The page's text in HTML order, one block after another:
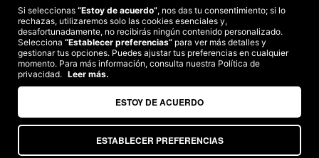
©2026 Colectivia
Términos y condiciones|Política de privacidad|Política de cookies
Estudio turismo de verano 2020
Somos agencia de viajes. CIE: 2313
Si seleccionas “Estoy de acuerdo”, nos das tu consentimiento; si lo
rechazas, utilizaremos solo las cookies esenciales y,
desafortunadamente, no recibirás ningún contenido personalizado.
Selecciona “Establecer preferencias” para ver más detalles y
gestionar tus opciones. Puedes ajustar tus preferencias en cualquier
momento. Para más información, consulta nuestra Política de
privacidad. Leer más.
ESTABLECER PREFERENCIAS
ESTOY DE ACUERDO